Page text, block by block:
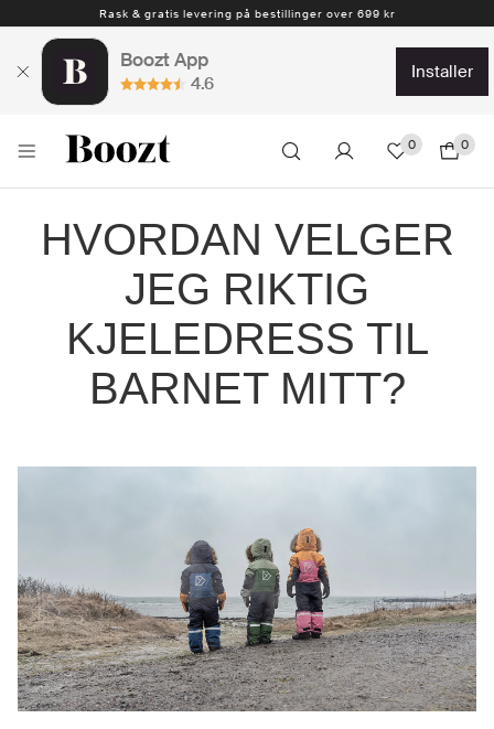
Rask & gratis levering på bestillinger over 699 kr
Boozt App
4.6
installer
0 0
HVORDAN VELGER
JEG RIKTIG
KJELEDRESS TIL
BARNET MITT?